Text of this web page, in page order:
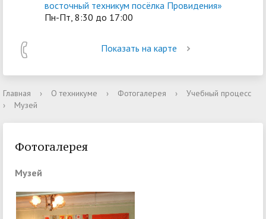
восточный техникум посёлка Провидения»
Пн-Пт, 8:30 до 17:00
Показать на карте
Главная › О техникуме › Фотогалерея ›
Учебный процесс
›
Музей
Фотогалерея
Музей